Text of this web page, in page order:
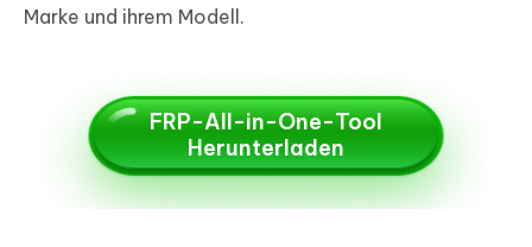
Marke und ihrem Modell.
FRP-All-in-One-Tool
Herunterladen